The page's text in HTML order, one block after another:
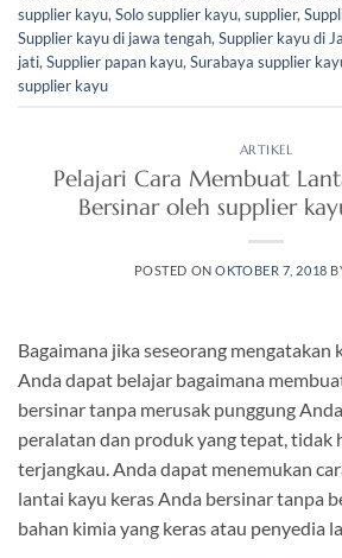
supplier kayu, Solo supplier kayu, supplier,
Supplier kayu di jawa tengah, Supplier kayu di
jati, Supplier papan kayu, Surabaya supplier
supplier kayu
ARTIKEL
Pelajari Cara Membuat
Bersinar oleh supplier
POSTED ONOKTOBER 7, 2018
Bagaimana jika seseorang mengatakan
Anda dapat belajar bagaimana
bersinar tanpa merusak punggung
peralatan dan produk yang tepat, tidak
terjangkau. Anda dapat menemukan
lantai kayu keras Anda bersinar tanpa
bahan kimia yang keras atau penyedia